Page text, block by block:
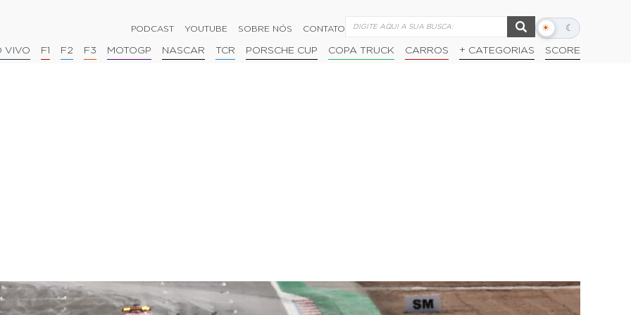
PODCAST YOUTUBE SOBRE NÓS CONTATO ☀ ☾
Alternar
escuro
VIVO F1 F2 F3 MOTOGP NASCAR TCR PORSCHE CUP COPA TRUCK CARROS + CATEGORIAS SCORE